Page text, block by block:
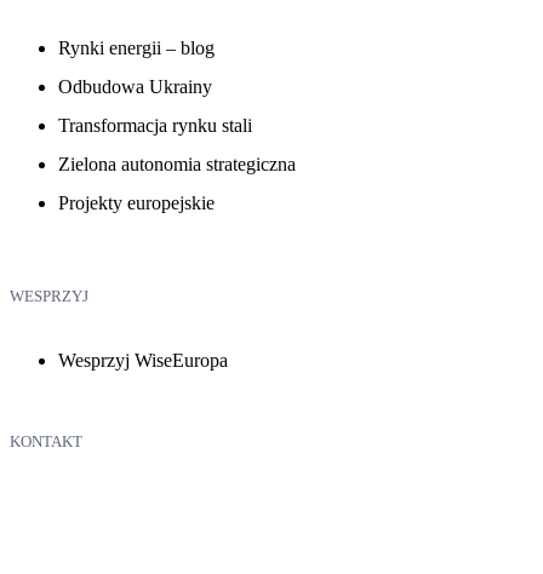
Rynki energii – blog
Odbudowa Ukrainy
Transformacja rynku stali
Zielona autonomia strategiczna
Projekty europejskie
WESPRZYJ
Wesprzyj WiseEuropa
KONTAKT